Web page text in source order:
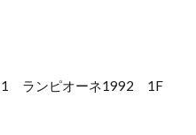
ランピオーネ1992 1F